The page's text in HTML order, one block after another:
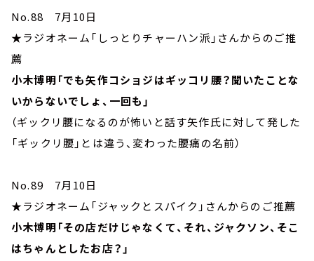
No.88 7月10日
★ラジオネーム「しっとりチャーハン派」さんからのご推
薦
小木博明「でも矢作コショジはギッコリ腰？聞いたことな
いからないでしょ、一回も」
（ギックリ腰になるのが怖いと話す矢作氏に対して発した
「ギックリ腰」とは違う、変わった腰痛の名前）
No.89 7月10日
★ラジオネーム「ジャックとスパイク」さんからのご推薦
小木博明「その店だけじゃなくて、それ、ジャクソン、そこ
はちゃんとしたお店？」